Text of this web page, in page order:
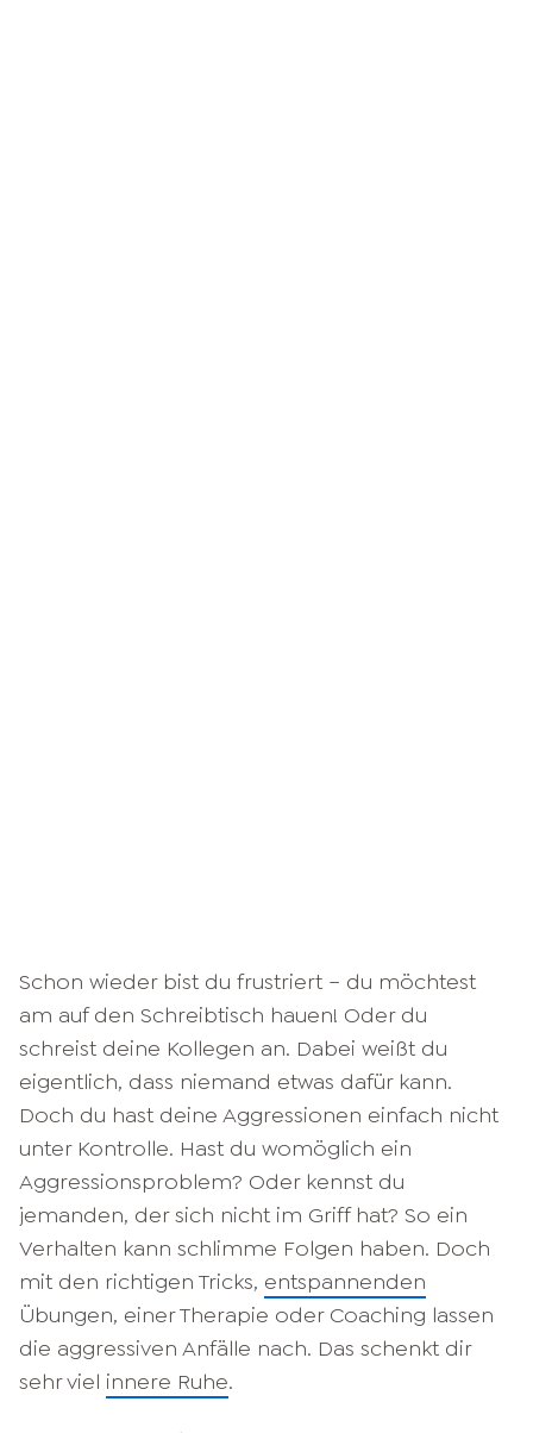
Schon wieder bist du frustriert – du möchtest
am auf den Schreibtisch hauen! Oder du
schreist deine Kollegen an. Dabei weißt du
eigentlich, dass niemand etwas dafür kann.
Doch du hast deine Aggressionen einfach nicht
unter Kontrolle. Hast du womöglich ein
Aggressionsproblem? Oder kennst du
jemanden, der sich nicht im Griff hat? So ein
Verhalten kann schlimme Folgen haben. Doch
mit den richtigen Tricks, entspannenden
Übungen, einer Therapie oder Coaching lassen
die aggressiven Anfälle nach. Das schenkt dir
sehr viel innere Ruhe.